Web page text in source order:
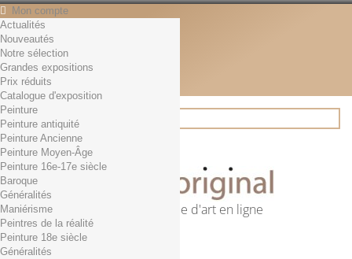
Mon compte
Contact
Français
English
Français
Actualités
Rechercher
Première librairie d'art en ligne
Panier (vide)
Aucun produit
Actualités
Nouveautés
Notre sélection
Grandes expositions
Prix réduits
Catalogue d'exposition
Peinture
Peinture antiquité
Peinture Ancienne
Peinture Moyen-Âge
Peinture 16e-17e siècle
Baroque
Généralités
Maniérisme
Peintres de la réalité
Peinture 18e siècle
Généralités